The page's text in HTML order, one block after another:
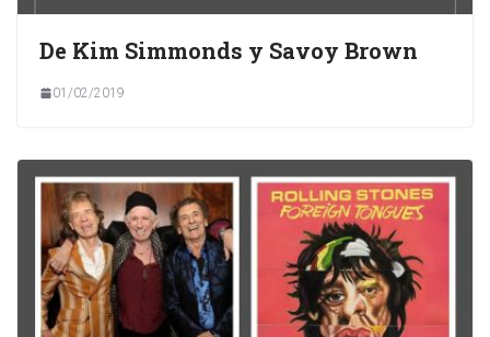
De Kim Simmonds y Savoy Brown
01/02/2019